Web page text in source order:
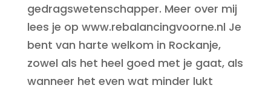
gedragswetenschapper. Meer over mij
lees je op www.rebalancingvoorne.nl Je
bent van harte welkom in Rockanje,
zowel als het heel goed met je gaat, als
wanneer het even wat minder lukt